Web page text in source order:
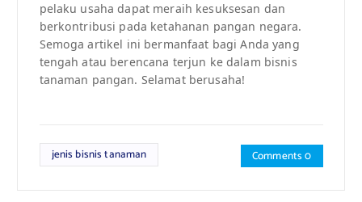
pelaku usaha dapat meraih kesuksesan dan
berkontribusi pada ketahanan pangan negara.
Semoga artikel ini bermanfaat bagi Anda yang
tengah atau berencana terjun ke dalam bisnis
tanaman pangan. Selamat berusaha!
jenis bisnis tanaman Comments 0